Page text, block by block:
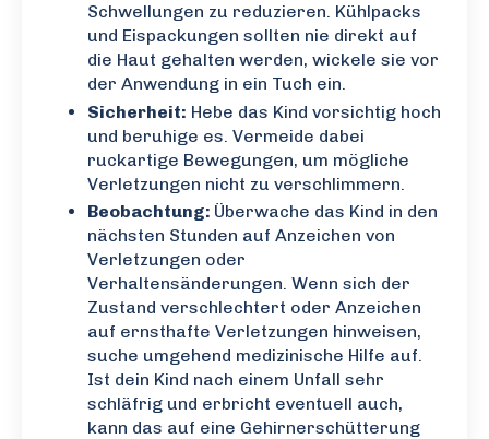
Schwellungen zu reduzieren. Kühlpacks
und Eispackungen sollten nie direkt auf
die Haut gehalten werden, wickele sie vor
der Anwendung in ein Tuch ein.
Sicherheit: Hebe das Kind vorsichtig hoch
und beruhige es. Vermeide dabei
ruckartige Bewegungen, um mögliche
Verletzungen nicht zu verschlimmern.
Beobachtung: Überwache das Kind in den
nächsten Stunden auf Anzeichen von
Verletzungen oder
Verhaltensänderungen. Wenn sich der
Zustand verschlechtert oder Anzeichen
auf ernsthafte Verletzungen hinweisen,
suche umgehend medizinische Hilfe auf.
Ist dein Kind nach einem Unfall sehr
schläfrig und erbricht eventuell auch,
kann das auf eine Gehirnerschütterung